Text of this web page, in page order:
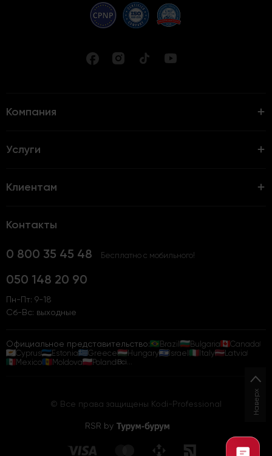
Компания
Услуги
Клиентам
Контакты
0 800 35 45 48 Бесплатно с мобильного!
050 148 20 90
Пн-Пт: 9-18
Сб-Вс: выходные
Официальное представительство: Brazil Bulgaria
Canada
Cyprus
Estonia Greece Hungary Israel Italy
Latvia
Mexico
Moldova Poland Всі...
© Все права защищены Kodi-Professional
RSR by
Наверх